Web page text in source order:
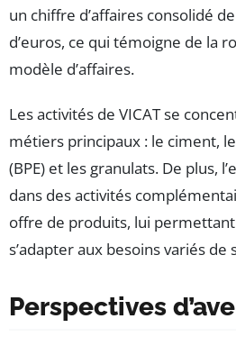
un chiffre d’affaires consolidé
d’euros, ce qui témoigne de la
modèle d’affaires.
Les activités de VICAT se
métiers principaux : le ciment,
(BPE) et les granulats. De plus,
dans des activités
offre de produits, lui
s’adapter aux besoins variés de
Perspectives